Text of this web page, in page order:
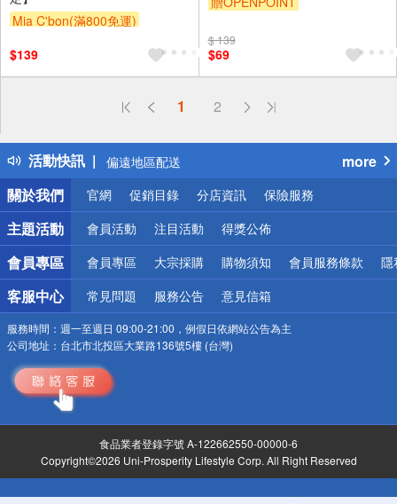
Mia C'bon(滿800免運)
$139
$ 139
$69
1 2
活動快訊
偏遠地區配送
得獎公告
銀行優惠
偏遠地區配送
詐騙網頁！請小心！
more
關於我們
官網 促銷目錄 分店資訊 保險服務
主題活動 會員活動 注目活動 得獎公佈
會員專區 會員專區 大宗採購 購物須知 會員服務條款 隱
客服中心 常見問題 服務公告 意見信箱
服務時間： 週一至週日 09:00-21:00，例假日依網站公告為主
公司地址： 台北市北投區大業路136號5樓 (台灣)
食品業者登錄字號 A-122662550-00000-6
Copyright©2026 Uni-Prosperity Lifestyle Corp. All Right Reserved